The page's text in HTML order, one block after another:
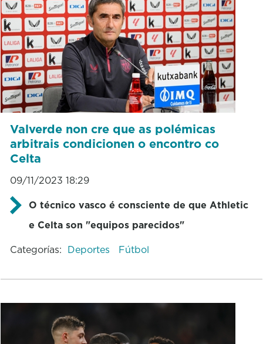
Valverde non cre que as polémicas
arbitrais condicionen o encontro co
Celta
09/11/2023 18:29
O técnico vasco é consciente de que Athletic
e Celta son "equipos parecidos"
Categorías: Deportes Fútbol